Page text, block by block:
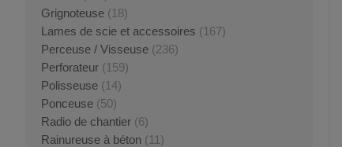
Grignoteuse (18)
Lames de scie et accessoires (167)
Perceuse / Visseuse (236)
Perforateur (159)
Polisseuse (14)
Ponceuse (50)
Radio de chantier (6)
Rainureuse à béton (11)